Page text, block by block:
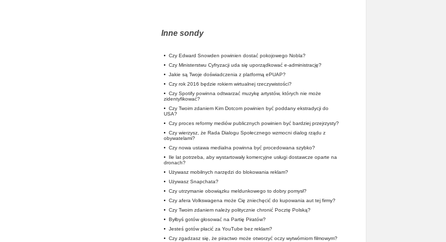
Inne sondy
• Czy Edward Snowden powinien dostać pokojowego Nobla?
• Czy Ministerstwu Cyfryzacji uda się uporządkować e-administrację?
• Jakie są Twoje doświadczenia z platformą ePUAP?
• Czy rok 2016 będzie rokiem wirtualnej rzeczywistości?
• Czy Spotify powinna odtwarzać muzykę artystów, których nie może
zidentyfikować?
• Czy Twoim zdaniem Kim Dotcom powinien być poddany ekstradycji do
USA?
• Czy proces reformy mediów publicznych powinien być bardziej przejrzysty?
• Czy wierzysz, że Rada Dialogu Społecznego wzmocni dialog rządu z
obywatelami?
• Czy nowa ustawa medialna powinna być procedowana szybko?
•
Ile lat potrzeba, aby wystartowały komercyjne usługi dostawcze oparte na
dronach?
• Używasz mobilnych narzędzi do blokowania reklam?
• Używasz Snapchata?
• Czy utrzymanie obowiązku meldunkowego to dobry pomysł?
• Czy afera Volkswagena może Cię zniechęcić do kupowania aut tej firmy?
• Czy Twoim zdaniem należy politycznie chronić Pocztę Polską?
• Byłbyś gotów głosować na Partię Piratów?
• Jesteś gotów płacić za YouTube bez reklam?
• Czy zgadzasz się, że piractwo może otworzyć oczy wytwórniom filmowym?